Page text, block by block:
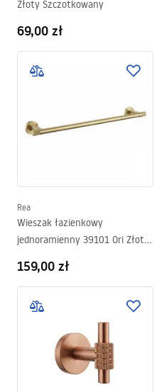
Złoty Szczotkowany
69,00 zł
Rea
Wieszak łazienkowy
jednoramienny 39101 Ori Złoty
159,00 zł